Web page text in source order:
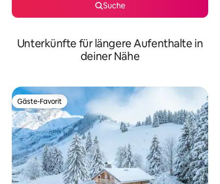
Suche
Unterkünfte für längere Aufenthalte in
deiner Nähe
Gäste-Favorit
Gäste-Favorit